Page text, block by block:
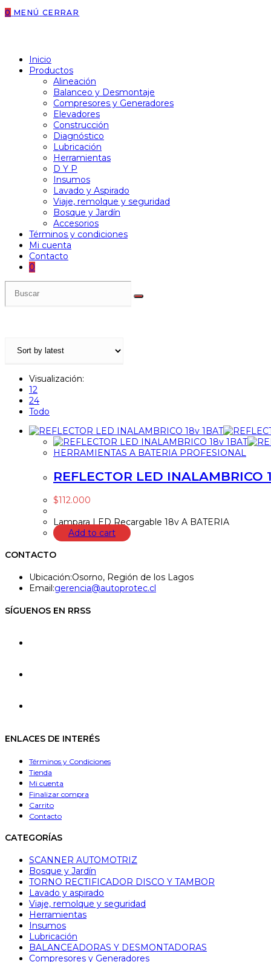
0 MENÚ CERRAR
Inicio
Productos
Alineación
Balanceo y Desmontaje
Compresores y Generadores
Elevadores
Construcción
Diagnóstico
Lubricación
Herramientas
D Y P
Insumos
Lavado y Aspirado
Viaje, remolque y seguridad
Bosque y Jardín
Accesorios
Términos y condiciones
Mi cuenta
Contacto
0
Visualización:
12
24
Todo
HERRAMIENTAS A BATERIA PROFESIONAL
REFLECTOR LED INALAMBRICO
$112.000
Lampara LED Recargable 18v A BATERIA
Add to cart
CONTACTO
Ubicación:Osorno, Región de los Lagos
Email:gerencia@autoprotec.cl
SÍGUENOS EN RRSS
nueva
ENLACES DE INTERÉS
Términos y Condiciones
Tienda
Mi cuenta
Finalizar compra
Carrito
Contacto
CATEGORÍAS
SCANNER AUTOMOTRIZ
Bosque y Jardín
TORNO RECTIFICADOR DISCO Y TAMBOR
Lavado y aspirado
Viaje, remolque y seguridad
Herramientas
Insumos
Lubricación
BALANCEADORAS Y DESMONTADORAS
Compresores y Generadores